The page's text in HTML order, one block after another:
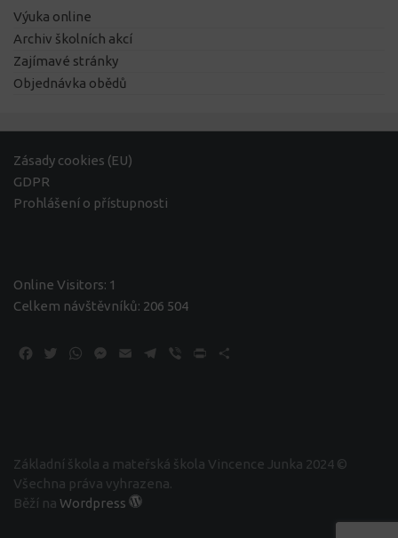
Výuka online
Archiv školních akcí
Zajímavé stránky
Objednávka obědů
Zásady cookies (EU)
GDPR
Prohlášení o přístupnosti
Online Visitors: 1
Celkem návštěvníků: 206 504
Facebook
TwitterWhatsApp
Messenger
Email Telegram
Viber Print
Základní škola a mateřská škola Vincence Junka 2024 ©
Všechna práva vyhrazena.
Běží na Wordpress